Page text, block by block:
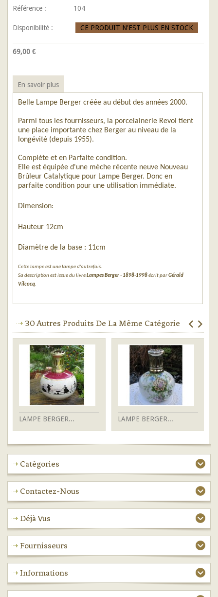
Référence : 104
Disponibilité : CE PRODUIT N'EST PLUS EN STOCK
69,00 €
En savoir plus
Belle Lampe Berger créée au début des années 2000.
Parmi tous les fournisseurs, la porcelainerie Revol tient
une place importante chez Berger au niveau de la
longévité (depuis 1955).
Complète et en Parfaite condition.
Elle est équipée d'une mèche récente neuve Nouveau
Brûleur Catalytique pour Lampe Berger. Donc en
parfaite condition pour une utilisation immédiate.
Dimension:
Hauteur 12cm
Diamètre de la base : 11cm
Cette lampe est une lampe d'autrefois.
Sa description est issue du livreLampes Berger - 1898-1998écrit parGérald
Vilcocq.
30 Autres Produits De La Même Catégorie
LAMPE BERGER... LAMPE BERGER...
Catégories
Contactez-Nous
Déjà Vus
Fournisseurs
Informations